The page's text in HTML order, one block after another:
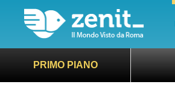
PRIMO PIANO